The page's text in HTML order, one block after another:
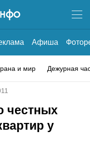
Афиша
и мир Дежурная
честных
у